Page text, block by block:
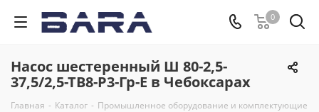
0
Насос шестеренный Ш 80-2,5-
37,5/2,5-ТВ8-Р3-Гр-Е в Чебоксарах
Главная - Каталог - Промышленное оборудование и комплектующие